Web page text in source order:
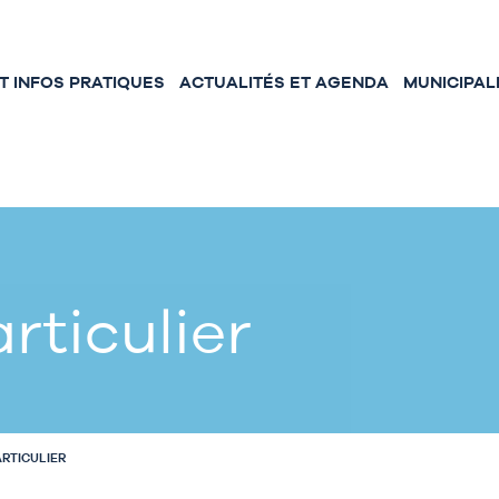
INFOS PRATIQUES ACTUALITÉS ET AGENDA